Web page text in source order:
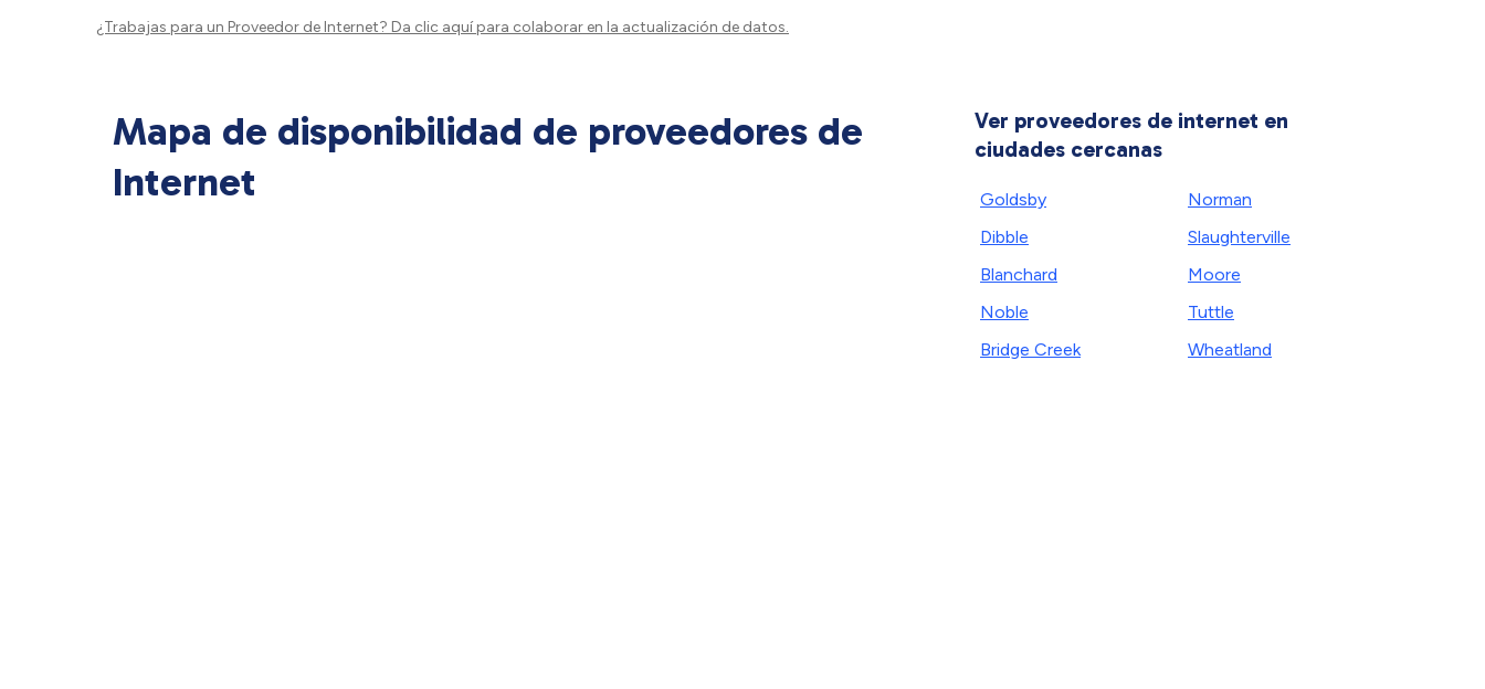
¿Trabajas para un Proveedor de Internet? Da clic aquípara colaborar en la actualización de datos.
Mapa de disponibilidad de proveedores de
Internet
Ver proveedores de internet en
ciudades cercanas
Goldsby
Dibble
Blanchard
Noble
Bridge Creek
Norman
Slaughterville
Moore
Tuttle
Wheatland